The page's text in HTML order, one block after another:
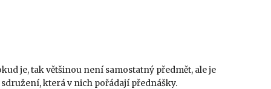
je, tak většinou není samostatný předmět, ale je
která v nich pořádají přednášky.